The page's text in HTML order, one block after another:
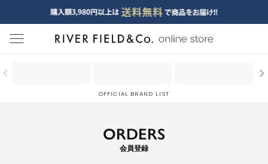
menu
OFFICIAL BRAND LIST
ORDERS
会員登録